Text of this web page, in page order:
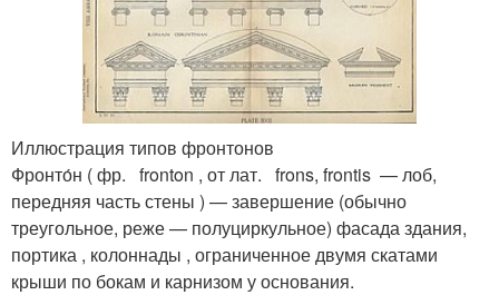
Иллюстрация типов фронтонов
Фронто́н ( фр. fronton , от лат. frons, frontis — лоб,
передняя часть стены ) — завершение (обычно
треугольное, реже — полуциркульное) фасада здания,
портика , колоннады , ограниченное двумя скатами
крыши по бокам и карнизом у основания.